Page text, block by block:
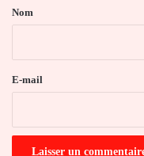
a
e
Nom
E-mail